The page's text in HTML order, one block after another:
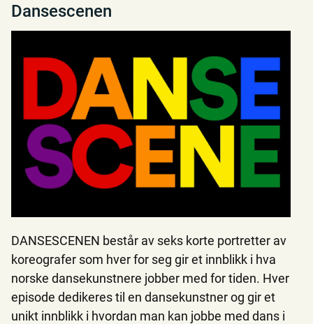
Dansescenen
DANSESCENEN består av seks korte portretter av
koreografer som hver for seg gir et innblikk i hva
norske dansekunstnere jobber med for tiden. Hver
episode dedikeres til en dansekunstner og gir et
unikt innblikk i hvordan man kan jobbe med dans i